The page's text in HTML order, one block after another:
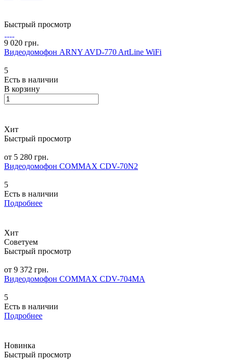
Быстрый просмотр
9 020 грн.
Видеодомофон ARNY AVD-770 ArtLine WiFi
5
Есть в наличии
В корзину
Хит
Быстрый просмотр
от 5 280 грн.
Видеодомофон COMMAX CDV-70N2
5
Есть в наличии
Подробнее
Хит
Советуем
Быстрый просмотр
от 9 372 грн.
Видеодомофон COMMAX CDV-704MA
5
Есть в наличии
Подробнее
Новинка
Быстрый просмотр